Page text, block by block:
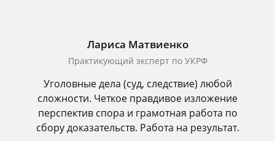
Лариса Матвиенко
Практикующий эксперт по УКРФ
Уголовные дела (суд, следствие) любой
сложности. Четкое правдивое изложение
перспектив спора и грамотная работа по
сбору доказательств. Работа на результат.